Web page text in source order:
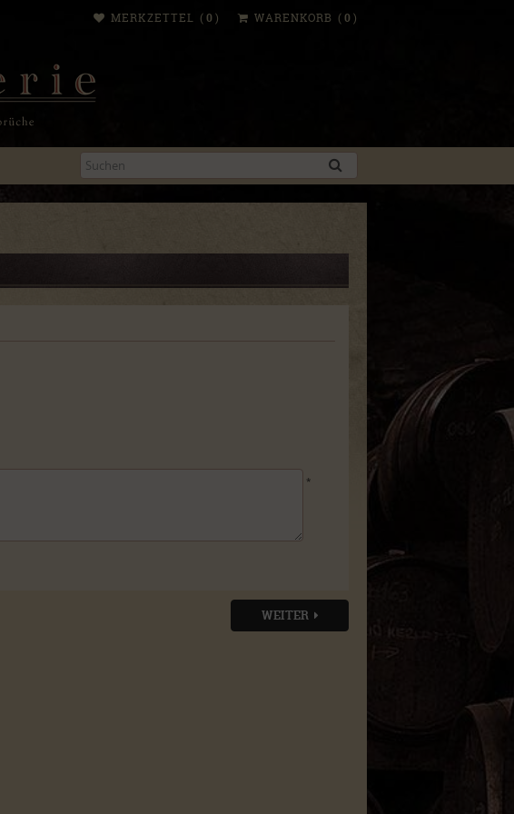
WARENKORB (0 )
MERKZETTEL (0 )
*
WEITER